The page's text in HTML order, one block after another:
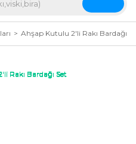
Ahşap Kutulu 2'li Rakı Bardağı